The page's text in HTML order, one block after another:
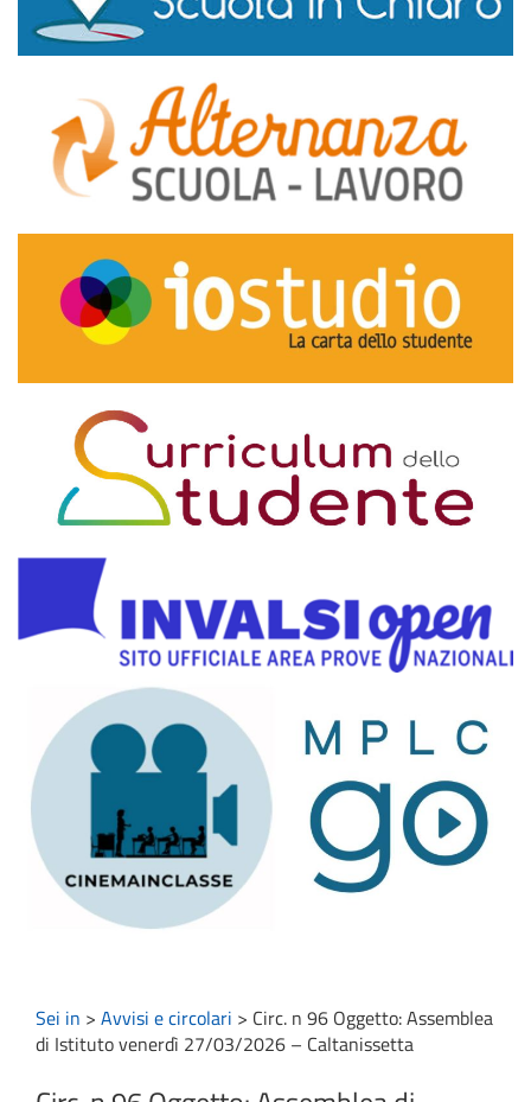
Sei in > Avvisi e circolari > Circ. n 96 Oggetto: Assemblea
di Istituto venerdì 27/03/2026 – Caltanissetta